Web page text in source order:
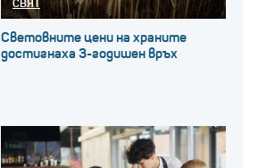
СВЯТ
Световните цени на храните
достигнаха 3-годишен връх